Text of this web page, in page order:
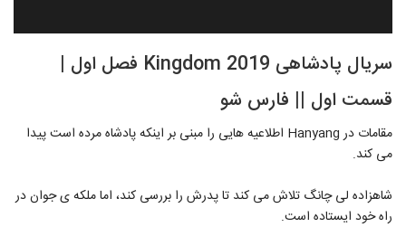
سریال پادشاهی Kingdom 2019 فصل اول |
قسمت اول || فارس شو
مقامات در Hanyang اطلاعیه هایی را مبنی بر اینکه پادشاه مرده است پیدا
می کند.
شاهزاده لی چانگ تلاش می کند تا پدرش را بررسی کند، اما ملکه ی جوان در
راه خود ایستاده است.